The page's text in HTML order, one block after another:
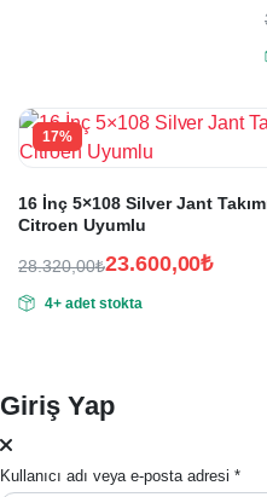
17%
16 İnç 5×108 Silver Jant
Citroen Uyumlu
28.320,00₺
fiyat:
23.600,00₺
andaki
4+ adet stokta
Giriş Yap
Kullanıcı adı veya e-posta adresi *